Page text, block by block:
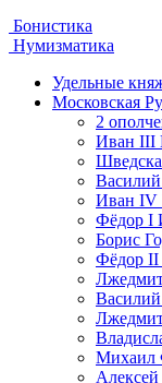
Бонистика
Нумизматика
Удельные
Московская
2
Иван III
Иван IV
Фёдор I
Борис
Фёдор II
Михаил